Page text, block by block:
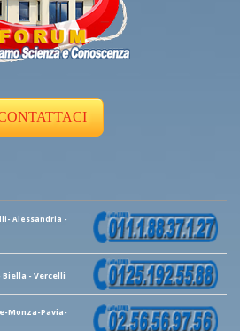
Alessandria -
Biella - Vercelli
Monza-Pavia-